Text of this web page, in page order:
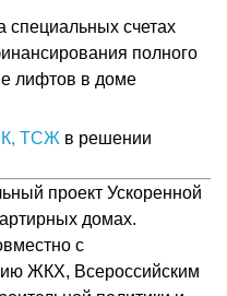
специальных счетах
полного
лифтов в доме
ТСЖ в решении
проект Ускоренной
домах.
с
ЖКХ, Всероссийским